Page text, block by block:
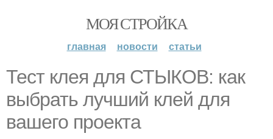
МОЯ СТРОЙКА
главная новости статьи
Тест клея для СТЫКОВ: как
выбрать лучший клей для
вашего проекта